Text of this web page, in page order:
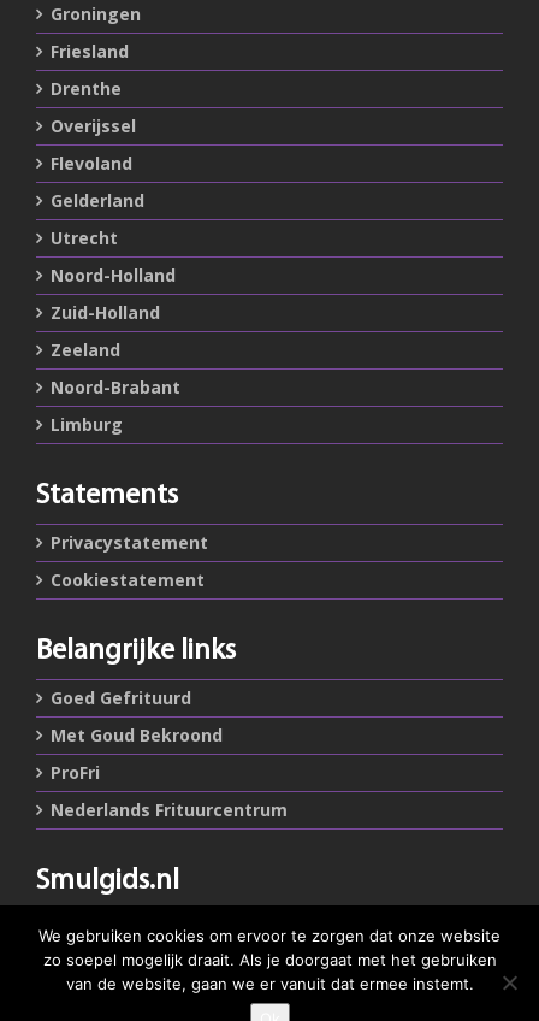
Groningen
Friesland
Drenthe
Overijssel
Flevoland
Gelderland
Utrecht
Noord-Holland
Zuid-Holland
Zeeland
Noord-Brabant
Limburg
Statements
Privacystatement
Cookiestatement
Belangrijke links
Goed Gefrituurd
Met Goud Bekroond
ProFri
Nederlands Frituurcentrum
Smulgids.nl
Blaarthemseweg 72
5502 JW Veldhoven
We gebruiken cookies om ervoor te zorgen dat onze website
zo soepel mogelijk draait. Als je doorgaat met het gebruiken
van de website, gaan we er vanuit dat ermee instemt.